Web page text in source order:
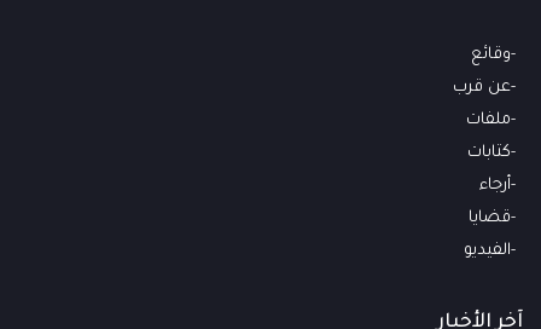
وقائع
عن قرب
ملفات
كتابات
أرجاء
قضايا
الفيديو
آخر الأخبار